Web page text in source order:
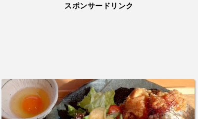
スポンサードリンク